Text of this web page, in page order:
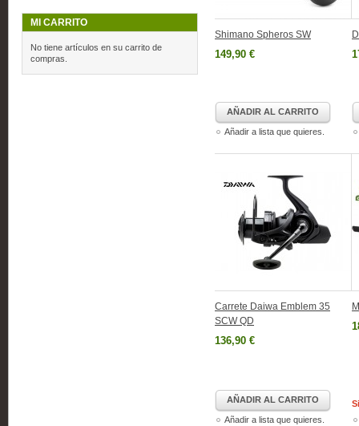
Shimano Spheros SW
149,90 €
AÑADIR AL CARRITO
Añadir a lista que quieres.
Carrete Daiwa Emblem 35
SCW QD
136,90 €
AÑADIR AL CARRITO
Añadir a lista que quieres.
MI CARRITO
No tiene artículos en su carrito de
compras.